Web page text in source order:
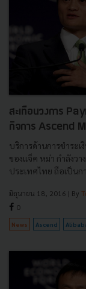
สะเทือนวงการ
กิจการ Ascend
บริการด้านการชำระเ
ของแจ็ค หม่า กำลังว
ประเทศไทย ถือเป็นก
มิถุนายน 18, 2016 | By
0
News Ascend